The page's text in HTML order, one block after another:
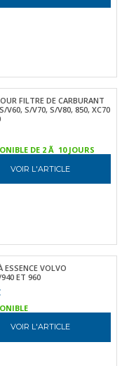
FILTRE DE CARBURANT
V60, S/V70, S/V80, 850, XC70
DE 2 Ã 10 JOURS
VOIR L'ARTICLE
ESSENCE VOLVO
ET 960
VOIR L'ARTICLE